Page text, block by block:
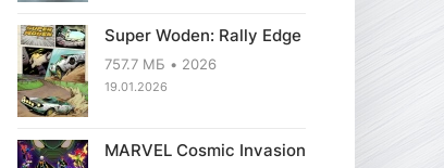
Super Woden: Rally Edge
757.7 МБ 2026
19.01.2026
MARVEL Cosmic Invasion